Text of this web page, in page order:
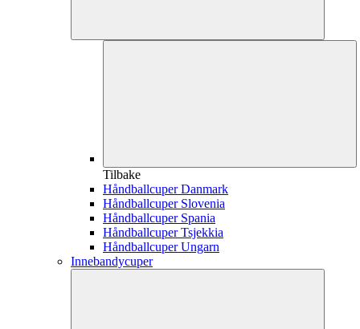
Tilbake
Håndballcuper Danmark
Håndballcuper Slovenia
Håndballcuper Spania
Håndballcuper Tsjekkia
Håndballcuper Ungarn
Innebandycuper